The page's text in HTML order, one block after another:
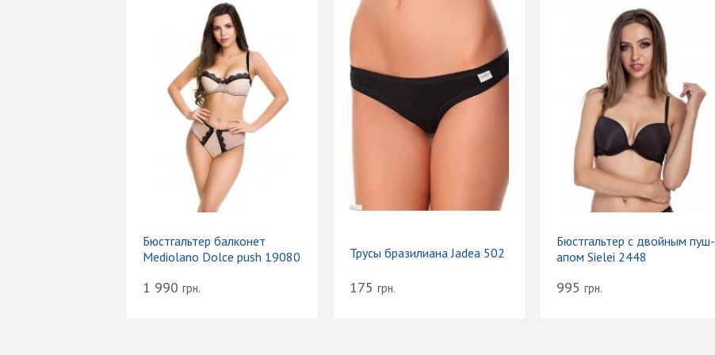
Бюстгальтер балконет
Mediolano Dolce push 19080
1 990 грн.
Трусы бразилиана Jadea 502
175 грн.
Бюстгальтер с двойным пуш-
апом Sielei 2448
995 грн.